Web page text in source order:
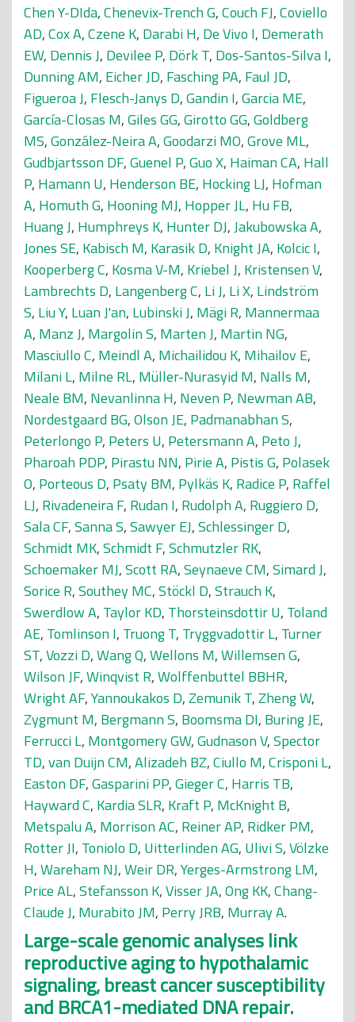
Chen Y-DIda,Chenevix-Trench G,Couch FJ,Coviello
AD,Cox A,Czene K, Darabi H, De Vivo I, Demerath
EW, Dennis J, Devilee P, Dörk T, Dos-Santos-Silva I,
Dunning AM, Eicher JD, Fasching PA, Faul JD,
Figueroa J, Flesch-Janys D,Gandin I,Garcia ME,
García-Closas M,Giles GG,Girotto GG,Goldberg
MS,González-Neira A,Goodarzi MO,Grove ML,
Gudbjartsson DF,Guenel P,Guo X, Haiman CA, Hall
P, Hamann U, Henderson BE, Hocking LJ, Hofman
A, Homuth G, Hooning MJ, Hopper JL, Hu FB,
Huang J, Humphreys K, Hunter DJ,Jakubowska A,
Jones SE, Kabisch M, Karasik D, Knight JA, Kolcic I,
Kooperberg C, Kosma V-M, Kriebel J, Kristensen V,
Lambrechts D, Langenberg C, Li J, Li X, Lindström
S, Liu Y, Luan J'an, Lubinski J, Mägi R, Mannermaa
A, Manz J, Margolin S, Marten J, Martin NG,
Masciullo C, Meindl A, Michailidou K, Mihailov E,
Milani L, Milne RL, Müller-Nurasyid M, Nalls M,
Neale BM, Nevanlinna H, Neven P, Newman AB,
Nordestgaard BG,Olson JE, Padmanabhan S,
Peterlongo P, Peters U, Petersmann A, Peto J,
Pharoah PDP, Pirastu NN, Pirie A, Pistis G, Polasek
O, Porteous D, Psaty BM, Pylkäs K, Radice P, Raffel
LJ, Rivadeneira F, Rudan I, Rudolph A, Ruggiero D,
Sala CF,Sanna S,Sawyer EJ,Schlessinger D,
Schmidt MK,Schmidt F,Schmutzler RK,
Schoemaker MJ,Scott RA,Seynaeve CM,Simard J,
Sorice R,Southey MC,Stöckl D,Strauch K,
Swerdlow A, Taylor KD, Thorsteinsdottir U, Toland
AE, Tomlinson I, Truong T, Tryggvadottir L, Turner
ST,Vozzi D,Wang Q,Wellons M,Willemsen G,
Wilson JF,Winqvist R,Wolffenbuttel BBHR,
Wright AF,Yannoukakos D,Zemunik T,Zheng W,
Zygmunt M, Bergmann S, Boomsma DI, Buring JE,
Ferrucci L, Montgomery GW,Gudnason V,Spector
TD,van Duijn CM,Alizadeh BZ,Ciullo M,Crisponi L,
Easton DF,Gasparini PP,Gieger C, Harris TB,
Hayward C, Kardia SLR, Kraft P, McKnight B,
Metspalu A, Morrison AC, Reiner AP, Ridker PM,
Rotter JI, Toniolo D, Uitterlinden AG, Ulivi S,Völzke
H,Wareham NJ,Weir DR,Yerges-Armstrong LM,
Price AL,Stefansson K,Visser JA,Ong KK,Chang-
Claude J, Murabito JM, Perry JRB, Murray A.
Large-scale genomic analyses link
reproductive aging to hypothalamic
signaling, breast cancer susceptibility
and BRCA1-mediated DNA repair.